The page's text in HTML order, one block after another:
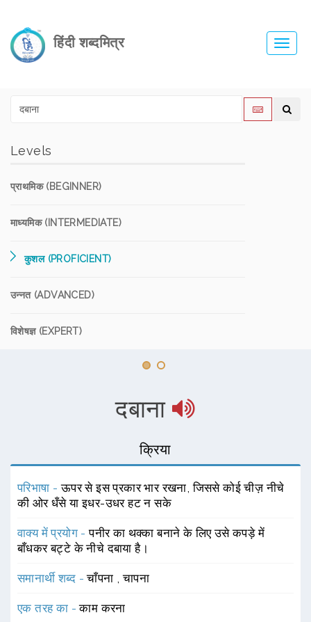
हिंदी शब्दमित्र
Levels
प्राथमिक (BEGINNER)
माध्यमिक (INTERMEDIATE)
कुशल (PROFICIENT)
उन्नत (ADVANCED)
विशेषज्ञ (EXPERT)
दबाना
क्रिया
परिभाषा -ऊपर से इस प्रकार भार रखना, जिससे कोई चीज़ नीचे
की ओर धँसे या इधर-उधर हट न सके
वाक्य में प्रयोग -पनीर का थक्का बनाने के लिए उसे कपड़े में
बाँधकर बट्टे के नीचे दबाया है।
समानार्थी शब्द -चाँपना ,चापना
एक तरह का -काम करना